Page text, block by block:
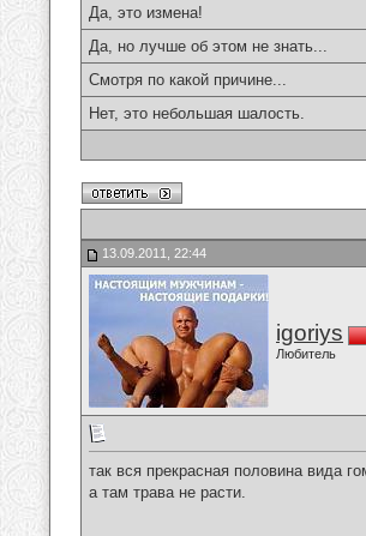
Да, это измена!
Да, но лучше об этом не знать...
Смотря по какой причине...
Нет, это небольшая шалость.
13.09.2011, 22:44
igoriys
Любитель
так вся прекрасная половина вида
а там трава не расти.